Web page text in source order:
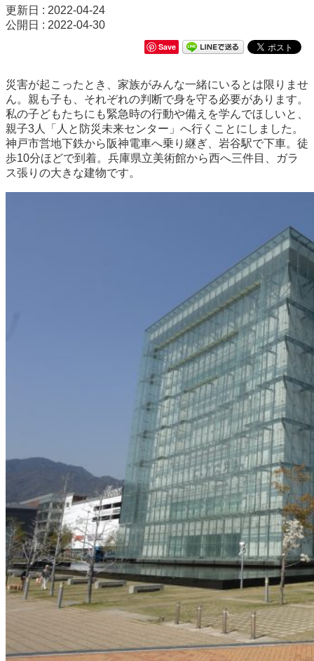
更新日 : 2022-04-24
公開日 : 2022-04-30
Save
災害が起こったとき、家族がみんな一緒にいるとは限りませ
ん。親も子も、それぞれの判断で身を守る必要があります。
私の子どもたちにも緊急時の行動や備えを学んでほしいと、
親子3人「人と防災未来センター」へ行くことにしました。
神戸市営地下鉄から阪神電車へ乗り継ぎ、岩谷駅で下車。徒
歩10分ほどで到着。兵庫県立美術館から西へ三件目、ガラ
ス張りの大きな建物です。